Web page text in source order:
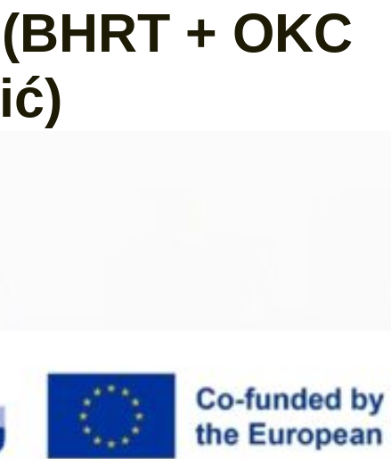
+ OKC